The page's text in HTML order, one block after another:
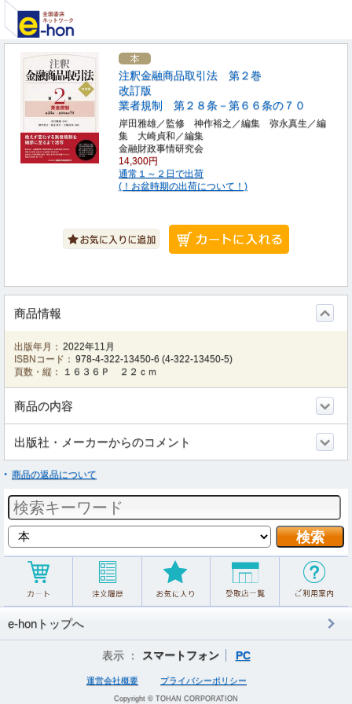
注釈金融商品取引法 第２巻
改訂版
業者規制 第２８条－第６６条の７０
岸田雅雄／監修 神作裕之／編集 弥永真生／編
集 大崎貞和／編集
金融財政事情研究会
14,300円
通常１～２日で出荷
(！お盆時期の出荷について！)
商品情報
出版年月： 2022年11月
ISBNコード： 978-4-322-13450-6 (4-322-13450-5)
頁数・縦：
１６３６Ｐ ２２ｃｍ
商品の内容
出版社・メーカーからのコメント
商品の返品について
e-honトップへ
表示 ： スマートフォン PC
運営会社概要 プライバシーポリシー
Copyright © TOHAN CORPORATION